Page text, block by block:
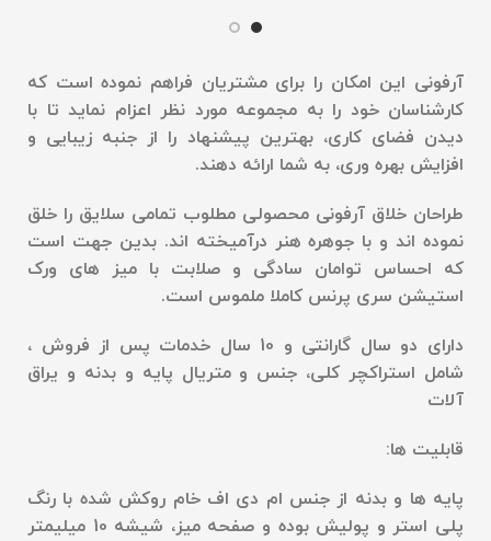
آرفونی این امکان را برای مشتریان فراهم نموده است که
کارشناسان خود را به مجموعه مورد نظر اعزام نماید تا با
دیدن فضای کاری، بهترین پیشنهاد را از جنبه زیبایی و
افزایش بهره وری، به شما ارائه دهند.
طراحان خلاق آرفونی محصولی مطلوب تمامی سلایق را خلق
نموده اند و با جوهره هنر درآمیخته اند. بدین جهت است
که احساس توامان سادگی و صلابت با میز های ورک
استیشن سری پرنس کاملا ملموس است.
دارای دو سال گارانتی و 10 سال خدمات پس از فروش ،
شامل استراکچر کلی، جنس و متریال پایه و بدنه و یراق
آلات
قابلیت ها:
پایه ها و بدنه از جنس ام دی اف خام روکش شده با رنگ
پلی استر و پولیش بوده و صفحه میز، شیشه 10 میلیمتر